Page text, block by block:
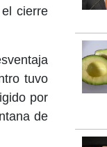
cierre
tuvo
por
de